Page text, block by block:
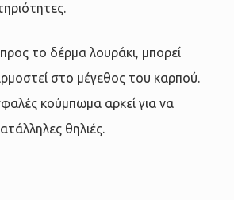
το δέρμα λουράκι, μπορεί
στο μέγεθος του καρπού.
κούμπωμα αρκεί για να
θηλιές.